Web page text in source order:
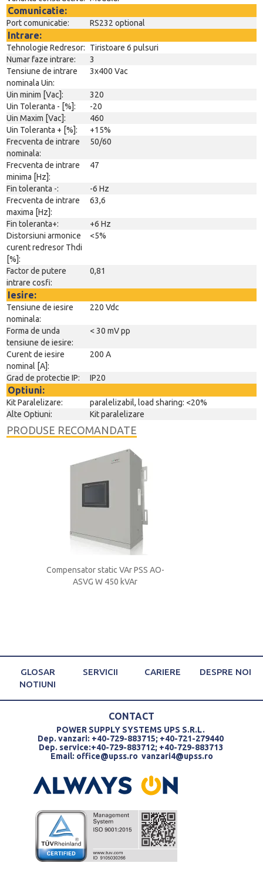
Comunicatie:
Port comunicatie: RS232 optional
Intrare:
Tehnologie Redresor:
Tiristoare 6 pulsuri
Numar faze intrare:
3
Tensiune de intrare
nominala Uin:
3x400 Vac
Uin minim [Vac]:
320
Uin Toleranta - [%]:
-20
Uin Maxim [Vac]:
460
Uin Toleranta + [%]:
+15%
Frecventa de intrare
nominala:
50/60
Frecventa de intrare
minima [Hz]:
47
Fin toleranta -:
-6 Hz
Frecventa de intrare
maxima [Hz]:
63,6
Fin toleranta+:
+6 Hz
Distorsiuni armonice
curent redresor Thdi
[%]:
<5%
Factor de putere
intrare cosfi:
0,81
Iesire:
Tensiune de iesire
nominala:
220 Vdc
Forma de unda
tensiune de iesire:
< 30 mV pp
Curent de iesire
nominal [A]:
200 A
Grad de protectie IP: IP20
Optiuni:
Kit Paralelizare:
paralelizabil, load sharing: <20%
Alte Optiuni:
Kit paralelizare
PRODUSE RECOMANDATE
Compensator static VAr PSS AO-
ASVG W 450 kVAr
GLOSAR
NOTIUNI
SERVICII CARIERE DESPRE NOI
CONTACT
POWER SUPPLY SYSTEMS UPS S.R.L.
Dep. vanzari: +40-729-883715; +40-721-279440
Dep. service:+40-729-883712; +40-729-883713
Email: office@upss.ro vanzari4@upss.ro